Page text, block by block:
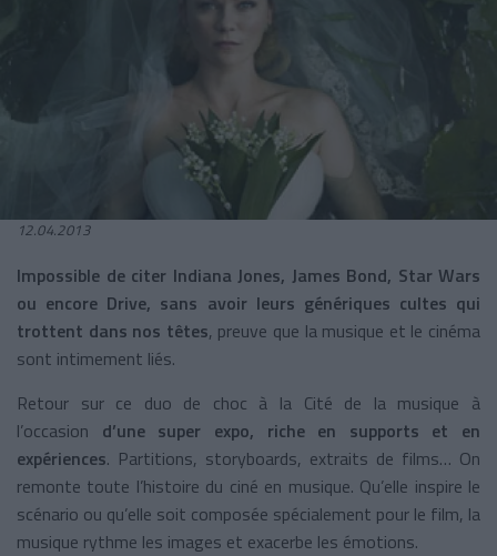
12.04.2013
Impossible de citer Indiana Jones, James Bond, Star Wars
ou encore Drive, sans avoir leurs génériques cultes qui
trottent dans nos têtes, preuve que la musique et le cinéma
sont intimement liés.
Retour sur ce duo de choc à la Cité de la musique à
l’occasion d’une super expo, riche en supports et en
expériences. Partitions, storyboards, extraits de films… On
remonte toute l’histoire du ciné en musique. Qu’elle inspire le
scénario ou qu’elle soit composée spécialement pour le film, la
musique rythme les images et exacerbe les émotions.